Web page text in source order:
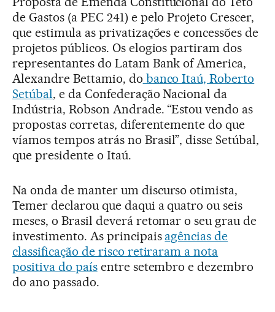
de Gastos (a PEC 241) e pelo Projeto Crescer,
que estimula as privatizações e concessões de
projetos públicos. Os elogios partiram dos
representantes do Latam Bank of America,
Alexandre Bettamio, do banco Itaú, Roberto
Setúbal, e da Confederação Nacional da
Indústria, Robson Andrade. “Estou vendo as
propostas corretas, diferentemente do que
víamos tempos atrás no Brasil”, disse Setúbal,
que presidente o Itaú.
Na onda de manter um discurso otimista,
Temer declarou que daqui a quatro ou seis
meses, o Brasil deverá retomar o seu grau de
investimento. As principais agências de
classificação de risco retiraram a nota
positiva do paísentre setembro e dezembro
do ano passado.